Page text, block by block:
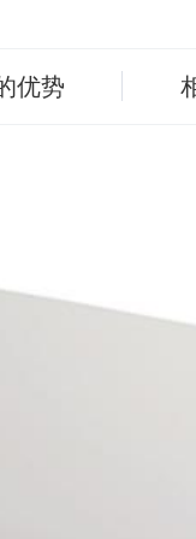
优势